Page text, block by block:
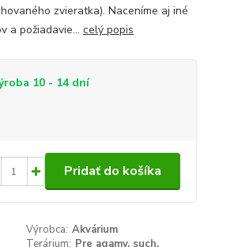
zvieratka). Naceníme aj iné
a požiadavie... celý popis
10 - 14 dní
Pridať do košíka
Výrobca: Akvárium
Terárium: Pre agamy, such.